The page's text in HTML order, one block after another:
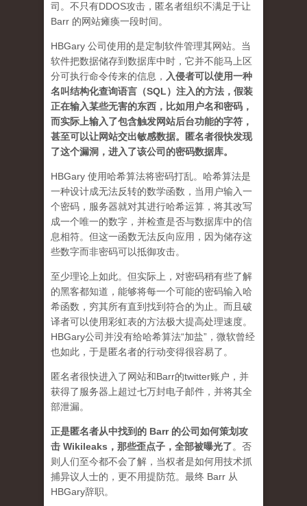
司。不只有DDOS攻击，匿名者组织不满足于让
Barr 的网站瘫痪一段时间。
HBGary 公司使用的是定制软件管理其网站。当
软件把数据储存到数据库中时，它并不能马上区
分可执行命令传来的信息， 入侵者可以使用一种
名叫结构化查询语言（SQL）注入的方法，假装
正在输入某些无害的东西，比如用户名和密码，
而实际上输入了包含触发网站后台功能的字符，
甚至可以让网站交出敏感数据。匿名者很快发现
了这个漏洞，进入了该公司的密码数据库。
HBGary 使用哈希算法将密码打乱。哈希算法是
一种设计成无法反转的数学函数，当用户输入一
个密码，服务器就对其进行哈希运算，将其改写
成一个唯一的数字，并检查是否与数据库中的信
息相符。但这一函数无法反向应用，因为储存这
些数字而非密码可以抵御攻击。
至少理论上如此。但实际上，对密码稍有些了解
的黑客都知道，能够将每一个可能的密码输入哈
希函数，穷其所有直到找到符合的为止。而且破
译者可以使用彩虹表的方法极大提高处理速度。
HBGary公司并没有给哈希算法“加盐”，微软曾经
也如此，于是匿名者的行动变得很容易了。
匿名者很快进入了网站和Barr的twitter账户，并
获得了服务器上超过七万封电子邮件，并将其全
部泄漏。
正是匿名者从中找到的 Barr 的公司如何策划攻
击 Wikileaks，那些歪点子，全部被曝光了。 否
则人们至今都不会了解，当权者是如何用技术抓
捕异议人士的，更不用提防范。最终 Barr 从
HBGary辞职。